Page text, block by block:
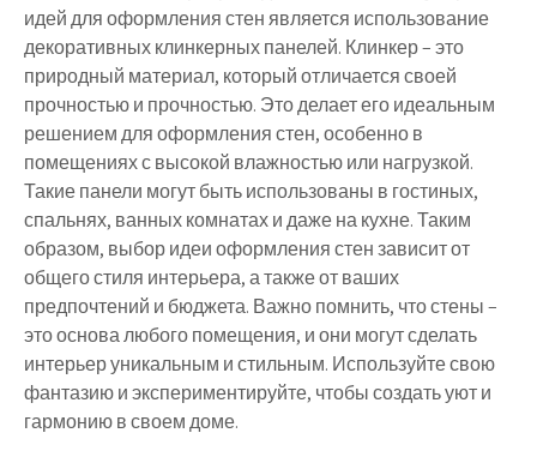
идей для оформления стен является использование
декоративных клинкерных панелей. Клинкер – это
природный материал, который отличается своей
прочностью и прочностью. Это делает его идеальным
решением для оформления стен, особенно в
помещениях с высокой влажностью или нагрузкой.
Такие панели могут быть использованы в гостиных,
спальнях, ванных комнатах и даже на кухне. Таким
образом, выбор идеи оформления стен зависит от
общего стиля интерьера, а также от ваших
предпочтений и бюджета. Важно помнить, что стены –
это основа любого помещения, и они могут сделать
интерьер уникальным и стильным. Используйте свою
фантазию и экспериментируйте, чтобы создать уют и
гармонию в своем доме.